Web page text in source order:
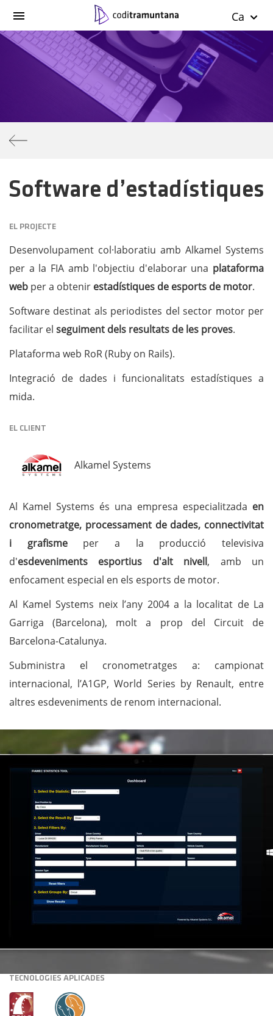
Ca
Software d’estadístiques
EL PROJECTE
Desenvolupament col·laboratiu amb Alkamel Systems
per a la FIA amb l'objectiu d'elaborar una plataforma
web per a obtenir estadístiques de esports de motor.
Software destinat als periodistes del sector motor per
facilitar el seguiment dels resultats de les proves.
Plataforma web RoR (Ruby on Rails).
Integració de dades i funcionalitats estadístiques a
mida.
EL CLIENT
Alkamel Systems
Al Kamel Systems és una empresa especialitzada en
cronometratge, processament de dades, connectivitat
i grafismeper a la producció televisiva
d'esdeveniments esportius d'alt nivell, amb un
enfocament especial en els esports de motor.
Al Kamel Systems neix l’any 2004 a la localitat de La
Garriga (Barcelona), molt a prop del Circuit de
Barcelona-Catalunya.
Subministra el cronometratges a: campionat
internacional, l’A1GP, World Series by Renault, entre
altres esdeveniments de renom internacional.
TECNOLOGIES APLICADES